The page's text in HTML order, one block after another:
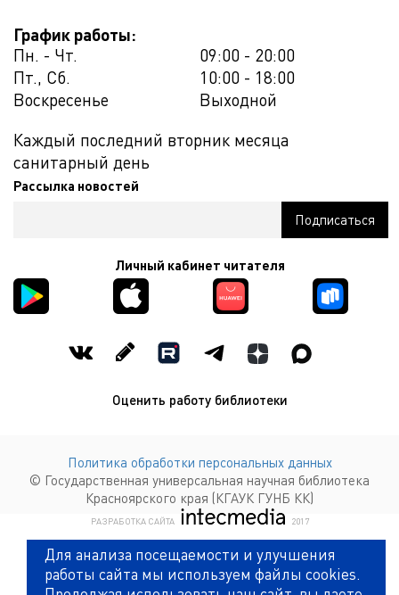
График работы:
Пн. - Чт.
09:00 - 20:00
Пт., Сб.
10:00 - 18:00
Воскресенье
Выходной
Каждый последний вторник месяца
санитарный день
Рассылка новостей
Личный кабинет читателя
Оценить работу библиотеки
Политика обработки персональных данных
© Государственная универсальная научная библиотека
Красноярского края (КГАУК ГУНБ КК)
РАЗРАБОТКА САЙТА КОМПАНИЯ ИНТЕКМЕДИА
2017
Для анализа посещаемости и улучшения
работы сайта мы используем файлы cookies.